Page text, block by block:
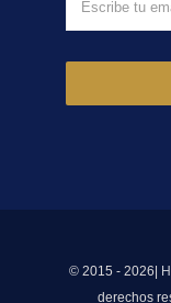
© 2015 - 2026|
derechos